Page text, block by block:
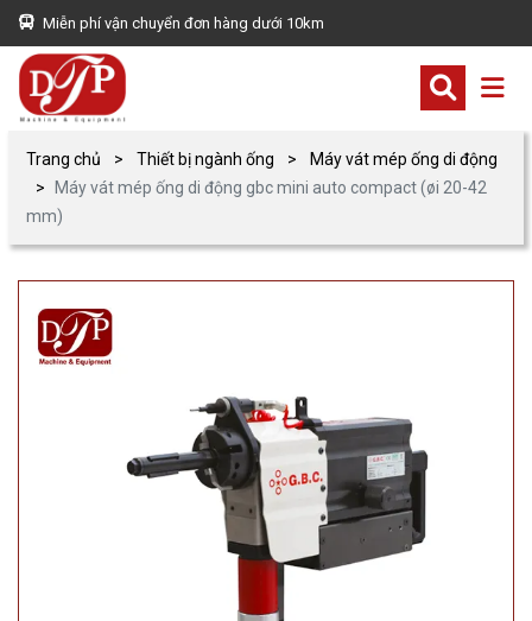
Miễn phí vận chuyển đơn hàng dưới 10km
Trang chủ Thiết bị ngành ống
Máy vát mép ống di động
Máy vát mép ống di động gbc mini auto compact (øi 20-42
mm)